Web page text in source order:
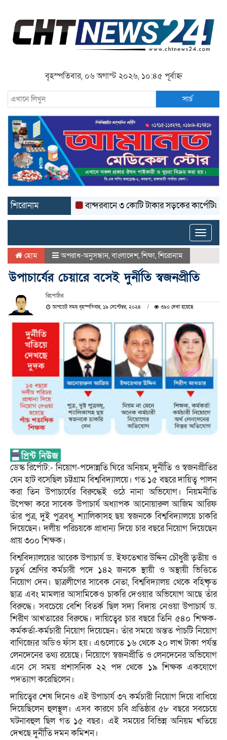
বৃহস্পতিবার, ০৬ অগাস্ট ২০২৬, ১০:৪৫ পূর্বাহ্ন
সার্চ
শিরোনাম বান্দরবানে ৩ কোটি টাকার সড়কের কার্পেটিং উঠে
Toggle
হোম অপরাধ-অনুসন্ধান,বাংলাদেশ,শিক্ষা,শিরোনাম
উপাচার্যের চেয়ারে বসেই দুর্নীতি স্বজনপ্রীতি
রিপোর্টার
আপডেট সময় বৃহস্পতিবার, ১৯ সেপ্টেম্বর, ২০২৪ ৩৯০ দেখা হয়েছে
ডেস্ক রির্পোট:- নিয়োগ-পদোন্নতি ঘিরে অনিয়ম, দুর্নীতি ও স্বজনপ্রীতির
যেন হাট বসেছিল চট্টগ্রাম বিশ্ববিদ্যালয়ে। গত ১৫ বছরে দায়িত্ব পালন
করা তিন উপাচার্যের বিরুদ্ধেই ওঠে নানা অভিযোগ। নিয়মনীতি
উপেক্ষা করে সাবেক উপাচার্য অধ্যাপক আনোয়ারুল আজিম আরিফ
তাঁর পুত্র, দুই পুত্রবধূ, শ্যালিকাসহ ছয় স্বজনকে বিশ্ববিদ্যালয়ে চাকরি
দিয়েছেন। দলীয় পরিচয়কে প্রাধান্য দিয়ে চার বছরে নিয়োগ দিয়েছেন
প্রায় ৩০০ শিক্ষক।
বিশ্ববিদ্যালয়ের আরেক উপাচার্য ড. ইফতেখার উদ্দিন চৌধুরী তৃতীয় ও
চতুর্থ শ্রেণির কর্মচারী পদে ১৪২ জনকে স্থায়ী ও অস্থায়ী ভিত্তিতে
নিয়োগ দেন। ছাত্রলীগের সাবেক নেতা, বিশ্ববিদ্যালয় থেকে বহিষ্কৃত
ছাত্র এবং মামলার আসামিকেও চাকরি দেওয়ার অভিযোগ আছে তাঁর
বিরুদ্ধে। সবচেয়ে বেশি বিতর্ক ছিল সদ্য বিদায় নেওয়া উপাচার্য ড.
শিরীণ আখতারের বিরুদ্ধে। দায়িত্বের চার বছরে তিনি ৫৪০ শিক্ষক-
কর্মকর্তা-কর্মচারী নিয়োগ দিয়েছেন। তাঁর সময়ে অন্তত পাঁচটি নিয়োগ
বাণিজ্যের অডিও ফাঁস হয়। এগুলোতে ১৬ থেকে ২০ লাখ টাকা পর্যন্ত
লেনদেনের তথ্য রয়েছে। নিয়োগে স্বজনপ্রীতি ও লেনদেনের অভিযোগ
এনে সে সময় প্রশাসনিক ২২ পদ থেকে ১৯ শিক্ষক একযোগে
পদত্যাগ করেছিলেন।
দায়িত্বের শেষ দিনেও এই উপাচার্য ৩৭ কর্মচারী নিয়োগ দিয়ে বাধিয়ে
দিয়েছিলেন হুলস্থূল। এসব কারণে চবি প্রতিষ্ঠার ৫৮ বছরে সবচেয়ে
ঘটনাবহুল ছিল গত ১৫ বছর। এই সময়ের বিভিন্ন অনিয়ম খতিয়ে
দেখছে দুর্নীতি দমন কমিশন।